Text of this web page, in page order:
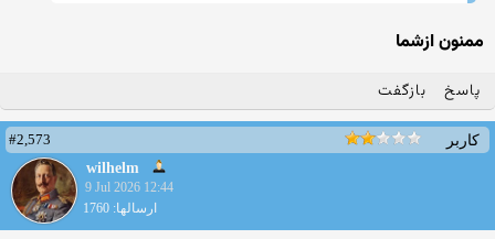
ممنون ازشما
پاسخ بازگفت
کاربر
#2,573
wilhelm
9 Jul 2026 12:44
ارسالها: 1760